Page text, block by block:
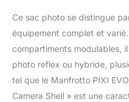
Ce sac photo se distingue
équipement complet et
compartiments modulables,
photo reflex ou hybride,
tel que le Manfrotto PIXI
Camera Shell » est une